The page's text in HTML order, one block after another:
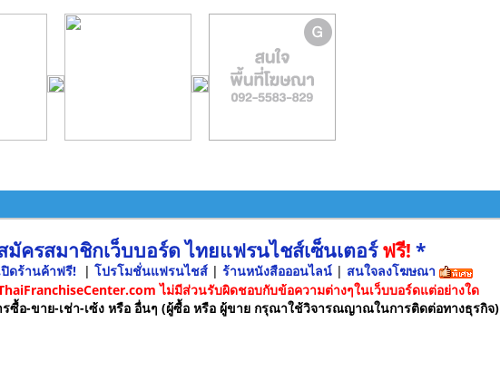
มัครสมาชิกเว็บบอร์ด ไทยแฟรนไชส์เซ็นเตอร์ฟรี! *
ดร้านค้าฟรี! | โปรโมชั่นแฟรนไชส์ | ร้านหนังสือออนไลน์ | สนใจลงโฆษณา
ไม่มีส่วนรับผิดชอบกับข้อความต่างๆในเว็บบอร์ดแต่อย่างใด
รซื้อ-ขาย-เช่า-เซ้ง หรือ อื่นๆ (ผู้ซื้อ หรือ ผู้ขาย กรุณาใช้วิจารณญาณในการติดต่อทางธุรกิจ)